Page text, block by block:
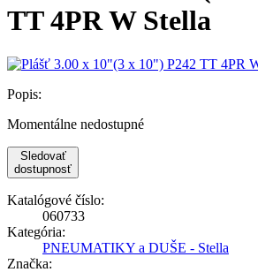
TT 4PR W Stella
Popis:
Momentálne nedostupné
Sledovať
dostupnosť
Katalógové číslo:
060733
Kategória:
PNEUMATIKY a DUŠE - Stella
Značka: